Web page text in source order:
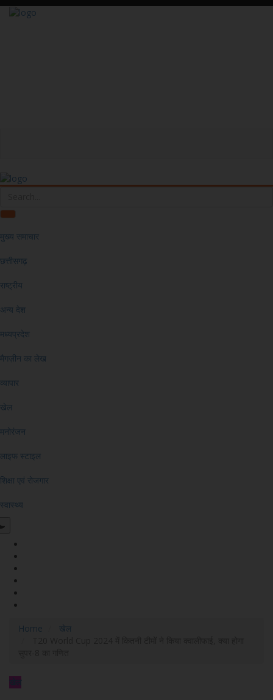
मुख्य समाचार
छत्तीसगढ़
राष्ट्रीय
अन्य देश
मध्यप्रदेश
मैगज़ीन का लेख
व्यापार
खेल
मनोरंजन
लाइफ स्टाइल
शिक्षा एवं रोजगार
स्वास्थ्य
Home
खेल
खेल